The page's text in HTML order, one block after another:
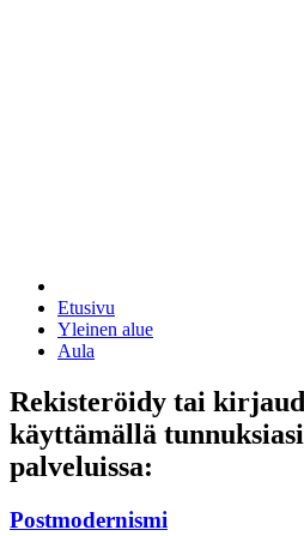
Etusivu
Yleinen alue
Aula
Rekisteröidy tai
käyttämällä
palveluissa:
Postmodernismi